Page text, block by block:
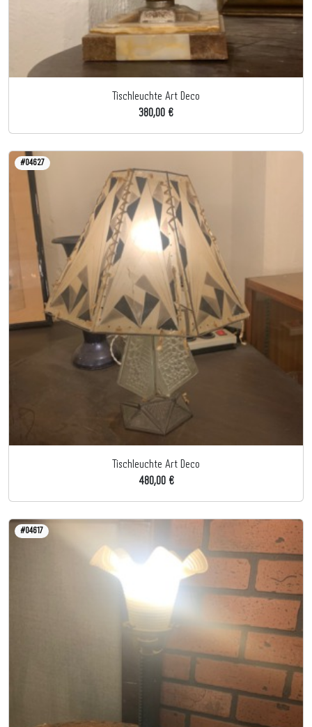
Tischleuchte Art Deco
380,00 €
#04627
Tischleuchte Art Deco
480,00 €
#04617